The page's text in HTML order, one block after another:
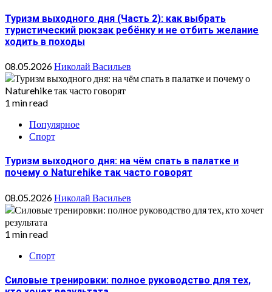
Туризм выходного дня (Часть 2): как выбрать
туристический рюкзак ребёнку и не отбить желание
ходить в походы
08.05.2026Николай Васильев
1 min read
Популярное
Спорт
Туризм выходного дня: на чём спать в палатке и
почему о Naturehike так часто говорят
08.05.2026Николай Васильев
1 min read
Спорт
Силовые тренировки: полное руководство для тех,